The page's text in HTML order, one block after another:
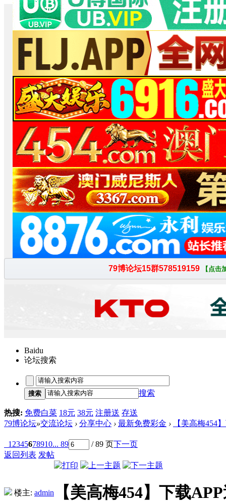
Baidu
论坛搜索
搜索 搜索
热搜: 免费白菜 18元 38元 注册送 存送
79博论坛»交流论坛 › 分享中心 › 最新免费彩金 › 【美高梅454
1 2345678910... 89 / 89 页下一页
返回列表 发帖
楼主: admin 【美高梅454】下载